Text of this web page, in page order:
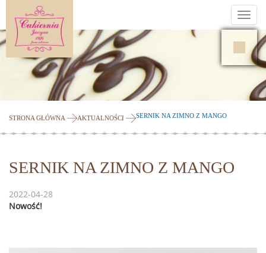
STRONA GŁÓWNA AKTUALNOŚCI SERNIK NA ZIMNO Z MANGO
SERNIK NA ZIMNO Z MANGO
2022-04-28
Nowość!